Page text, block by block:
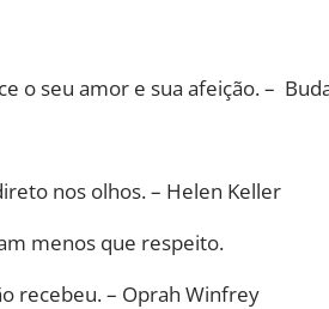
o seu amor e sua afeição. –
nos olhos. – Helen Keller
menos que respeito.
recebeu. – Oprah Winfrey